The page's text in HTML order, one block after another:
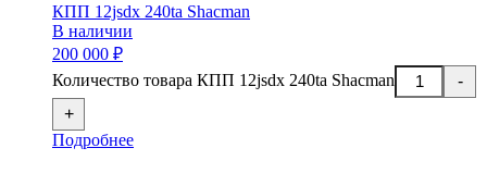
КПП 12jsdx 240ta Shacman
В наличии
200 000 ₽
-
Количество товара КПП 12jsdx 240ta Shacman
+
Подробнее